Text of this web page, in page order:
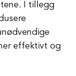
I tillegg
effektivt og